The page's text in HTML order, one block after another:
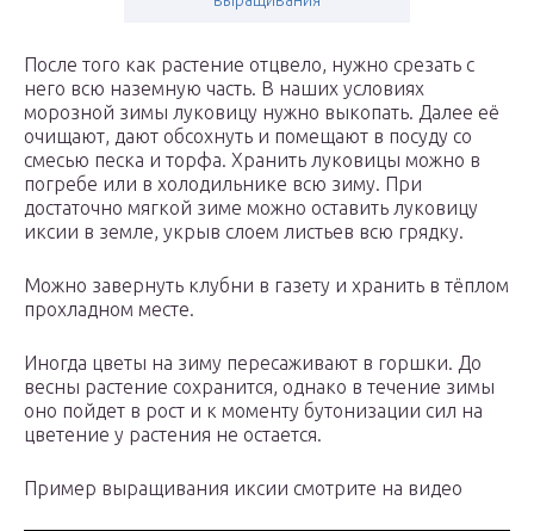
После того как растение отцвело, нужно срезать с
него всю наземную часть. В наших условиях
морозной зимы луковицу нужно выкопать. Далее её
очищают, дают обсохнуть и помещают в посуду со
смесью песка и торфа. Хранить луковицы можно в
погребе или в холодильнике всю зиму. При
достаточно мягкой зиме можно оставить луковицу
иксии в земле, укрыв слоем листьев всю грядку.
Можно завернуть клубни в газету и хранить в тёплом
прохладном месте.
Иногда цветы на зиму пересаживают в горшки. До
весны растение сохранится, однако в течение зимы
оно пойдет в рост и к моменту бутонизации сил на
цветение у растения не остается.
Пример выращивания иксии смотрите на видео